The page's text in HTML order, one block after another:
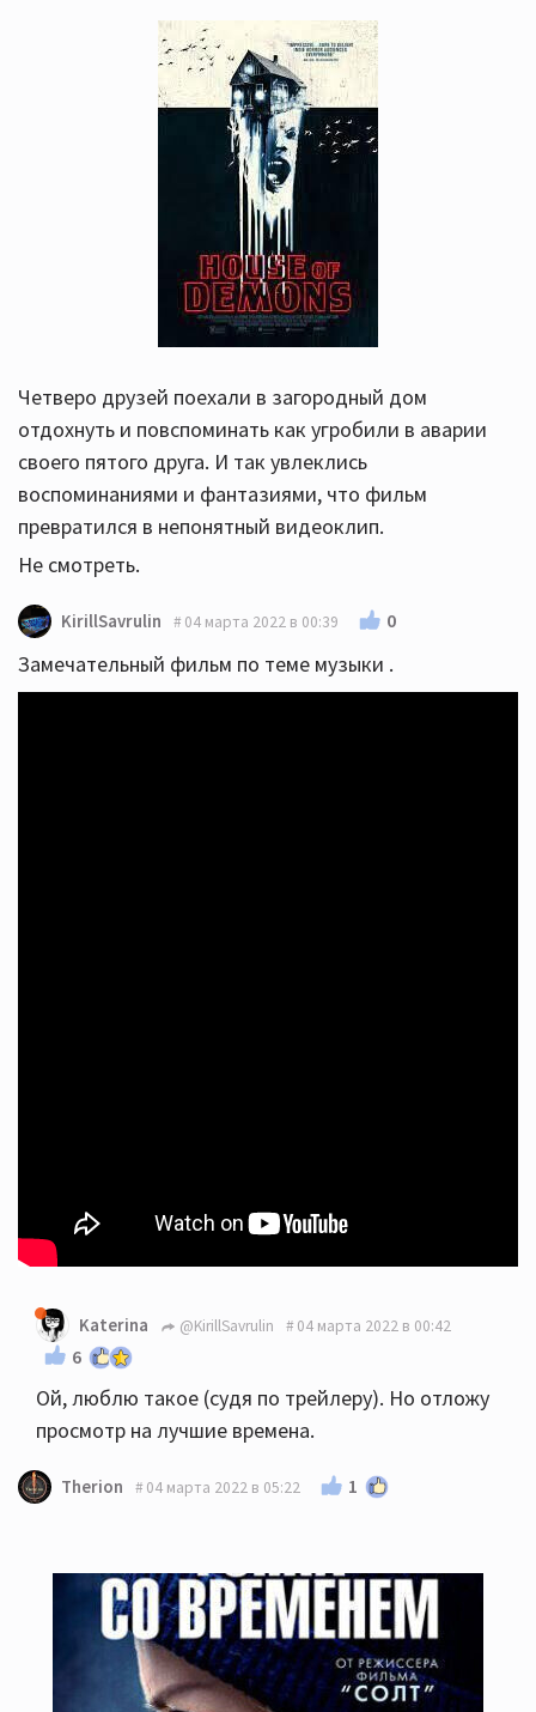
Четверо друзей поехали в загородный дом
отдохнуть и повспоминать как угробили в аварии
своего пятого друга. И так увлеклись
воспоминаниями и фантазиями, что фильм
превратился в непонятный видеоклип.
Не смотреть.
KirillSavrulin 04 марта 2022 в 00:39 0
Замечательный фильм по теме музыки .
Katerina @KirillSavrulin 04 марта 2022 в 00:42
6
Ой, люблю такое (судя по трейлеру). Но отложу
просмотр на лучшие времена.
Therion 04 марта 2022 в 05:22 1